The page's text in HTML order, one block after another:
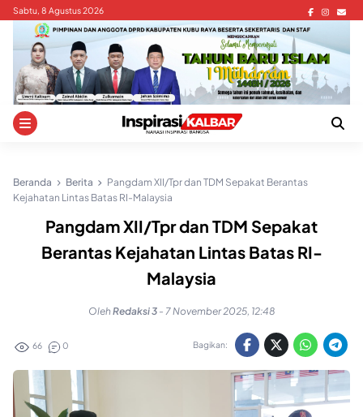
Skip
content
Sabtu, 8 Agustus 2026
Beranda Berita
Pangdam XII/Tpr dan TDM Sepakat Berantas
Kejahatan Lintas Batas RI-Malaysia
Pangdam XII/Tpr dan TDM Sepakat
Berantas Kejahatan Lintas Batas RI-
Malaysia
OlehRedaksi 3 - 7 November 2025, 12:48
66 0 Bagikan: